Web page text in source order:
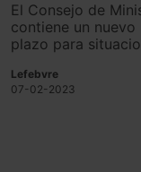
El Consejo de
contiene un
plazo para
instituciones en
Lefebvre
07-02-2023